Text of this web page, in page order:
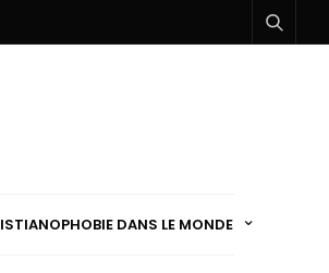
DANS LE MONDE